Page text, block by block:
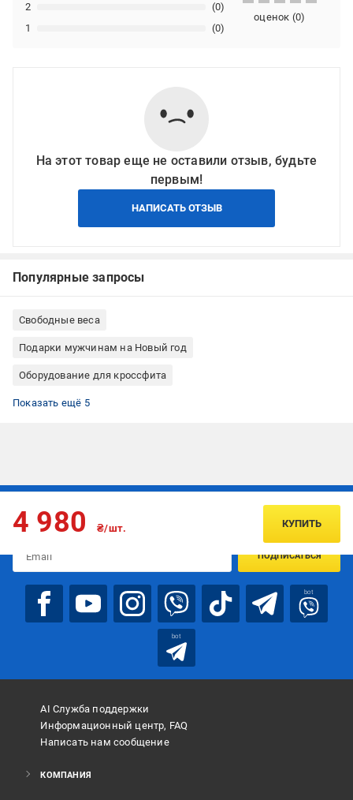
1 (0)
2 (0)
оценок (0)
На этот товар еще не оставили отзыв, будьте
первым!
НАПИСАТЬ ОТЗЫВ
Популярные запросы
Свободные веса
Подарки мужчинам на Новый год
Оборудование для кроссфита
Все для йоги
Фитнес и тренировки
Гантели наборные
Гантели для фитнеса
Гантели для дома
Показать ещё 5
4 980 ₴/шт. КУПИТЬ
Подписывайтесь, чтобы узнавать первым об акцияx и
ПОДПИСАТЬСЯ
bot
bot
AI Служба поддержки
Информационный центр, FAQ
Написать нам сообщение
КОМПАНИЯ